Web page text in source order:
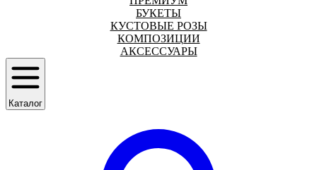
БУКЕТЫ
КУСТОВЫЕ РОЗЫ
КОМПОЗИЦИИ
АКСЕССУАРЫ
Каталог